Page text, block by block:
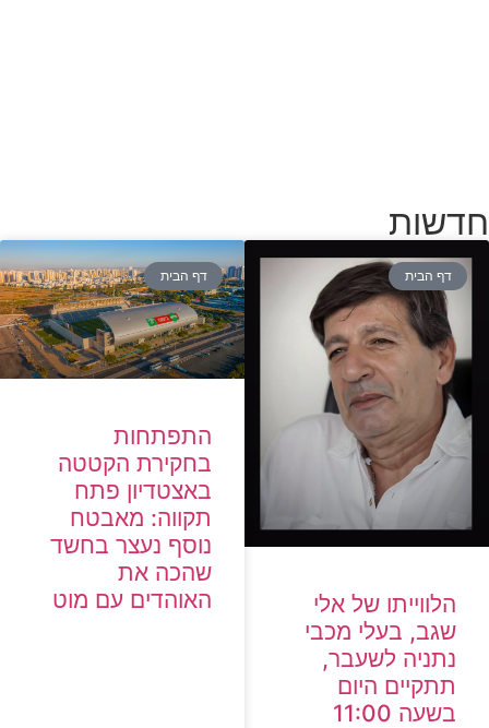
חדשות
דף הבית
הלווייתו של אלי
שגב, בעלי מכבי
נתניה לשעבר,
תתקיים היום
בשעה 11:00
דף הבית
התפתחות
בחקירת הקטטה
באצטדיון פתח
תקווה: מאבטח
נוסף נעצר בחשד
שהכה את
האוהדים עם מוט